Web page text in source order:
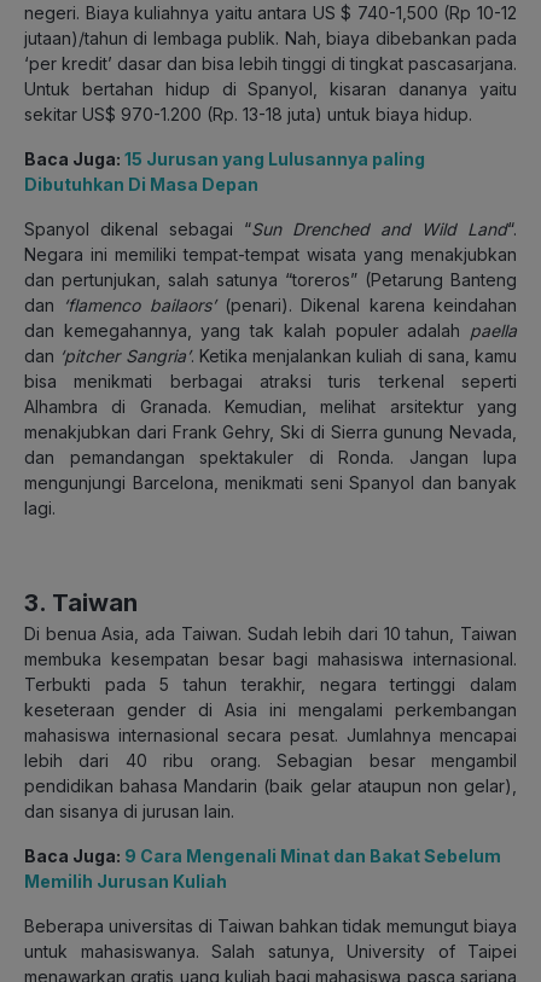
negeri. Biaya kuliahnya yaitu antara US $ 740-1,500 (Rp 10-12
jutaan)/tahun di lembaga publik. Nah, biaya dibebankan pada
‘per kredit’ dasar dan bisa lebih tinggi di tingkat pascasarjana.
Untuk bertahan hidup di Spanyol, kisaran dananya yaitu
sekitar US$ 970-1.200 (Rp. 13-18 juta) untuk biaya hidup.
Baca Juga: 15 Jurusan yang Lulusannya paling
Dibutuhkan Di Masa Depan
Spanyol dikenal sebagai “Sun Drenched and Wild Land“.
Negara ini memiliki tempat-tempat wisata yang menakjubkan
dan pertunjukan, salah satunya “toreros” (Petarung Banteng
dan ‘flamenco bailaors’(penari). Dikenal karena keindahan
dan kemegahannya, yang tak kalah populer adalah paella
dan ‘pitcher Sangria’. Ketika menjalankan kuliah di sana, kamu
bisa menikmati berbagai atraksi turis terkenal seperti
Alhambra di Granada. Kemudian, melihat arsitektur yang
menakjubkan dari Frank Gehry, Ski di Sierra gunung Nevada,
dan pemandangan spektakuler di Ronda. Jangan lupa
mengunjungi Barcelona, menikmati seni Spanyol dan banyak
lagi.
3. Taiwan
Di benua Asia, ada Taiwan. Sudah lebih dari 10 tahun, Taiwan
membuka kesempatan besar bagi mahasiswa internasional.
Terbukti pada 5 tahun terakhir, negara tertinggi dalam
keseteraan gender di Asia ini mengalami perkembangan
mahasiswa internasional secara pesat. Jumlahnya mencapai
lebih dari 40 ribu orang. Sebagian besar mengambil
pendidikan bahasa Mandarin (baik gelar ataupun non gelar),
dan sisanya di jurusan lain.
Baca Juga: 9 Cara Mengenali Minat dan Bakat Sebelum
Memilih Jurusan Kuliah
Beberapa universitas di Taiwan bahkan tidak memungut biaya
untuk mahasiswanya. Salah satunya, University of Taipei
menawarkan gratis uang kuliah bagi mahasiswa pasca sarjana